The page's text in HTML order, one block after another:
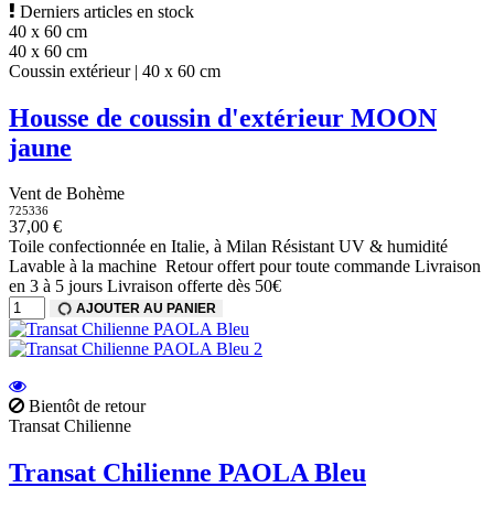
Derniers articles en stock
40 x 60 cm
40 x 60 cm
Coussin extérieur | 40 x 60 cm
Housse de coussin d'extérieur MOON
jaune
Vent de Bohème
725336
37,00 €
Toile confectionnée en Italie, à Milan Résistant UV & humidité
Lavable à la machine Retour offert pour toute commande Livraison
en 3 à 5 jours Livraison offerte dès 50€
AJOUTER AU PANIER
Bientôt de retour
Transat Chilienne
Transat Chilienne PAOLA Bleu